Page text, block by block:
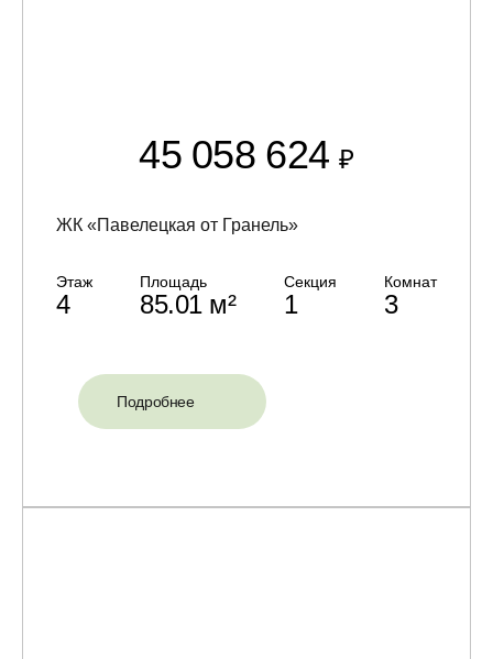
45 058 624₽
ЖК «Павелецкая от Гранель»
Этаж
4
Площадь
85.01 м²
Секция
1
Комнат
3
Подробнее